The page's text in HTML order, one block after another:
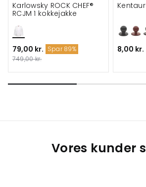
Karlowsky ROCK CHEF®
RCJM 1 kokkejakke
79,00 kr. Spar 89%
749,00 kr.
8,00 kr.
Vores kunder